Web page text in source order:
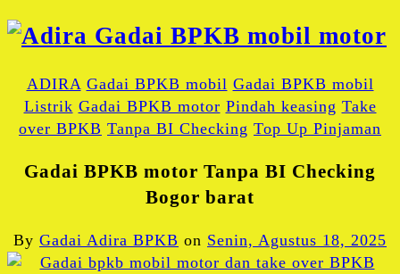
ADIRA Gadai BPKB mobil Gadai BPKB mobil
Listrik Gadai BPKB motor Pindah keasing Take
over BPKB Tanpa BI Checking Top Up Pinjaman
Gadai BPKB motor Tanpa BI Checking
Bogor barat
By Gadai Adira BPKB on Senin, Agustus 18, 2025